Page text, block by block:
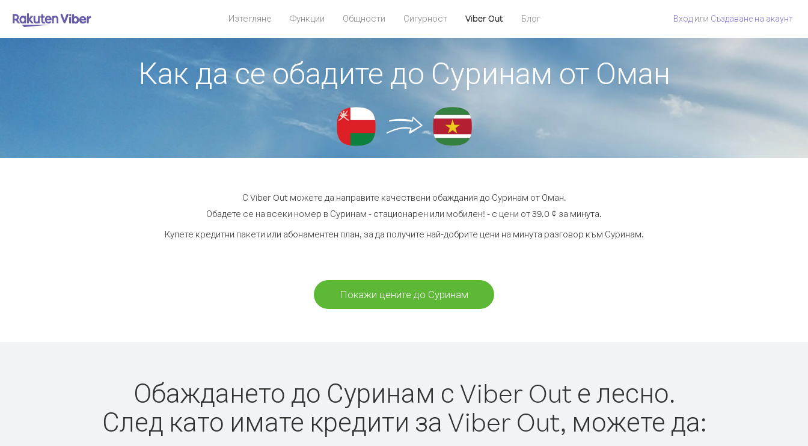
Изтегляне Функции Общности Сигурност Viber Out Блог Вход или Създаване на акаунт
Как да се обадите до Суринам от Оман
С Viber Out можете да направите качествени обаждания до Суринам от Оман.
Обадете се на всеки номер в Суринам - стационарен или мобилен! - с цени от 39.0 ¢ за минута.
Купете кредитни пакети или абонаментен план, за да получите най-добрите цени на минута разговор към Суринам.
Покажи цените до Суринам
Обаждането до Суринам с Viber Out е лесно.
След като имате кредити за Viber Out, можете да: